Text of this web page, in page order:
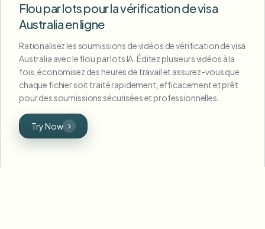
Flou par lots pour la vérification de visa
Australia en ligne
Rationalisez les soumissions de vidéos de vérification de visa
Australia avec le flou par lots IA. Éditez plusieurs vidéos à la
fois, économisez des heures de travail et assurez-vous que
chaque fichier soit traité rapidement, efficacement et prêt
pour des soumissions sécurisées et professionnelles.
Try Now